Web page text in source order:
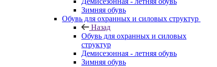
Зимняя обувь
Обувь для охранных и силовых структур
Назад
Обувь для охранных и силовых
структур
Демисезонная - летняя обувь
Зимняя обувь